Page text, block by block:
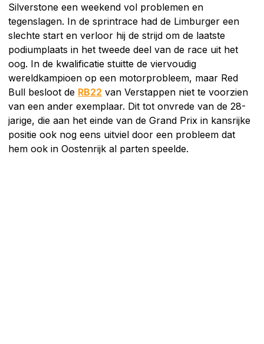
Silverstone een weekend vol problemen en
tegenslagen. In de sprintrace had de Limburger een
slechte start en verloor hij de strijd om de laatste
podiumplaats in het tweede deel van de race uit het
oog. In de kwalificatie stuitte de viervoudig
wereldkampioen op een motorprobleem, maar Red
Bull besloot de RB22 van Verstappen niet te voorzien
van een ander exemplaar. Dit tot onvrede van de 28-
jarige, die aan het einde van de Grand Prix in kansrijke
positie ook nog eens uitviel door een probleem dat
hem ook in Oostenrijk al parten speelde.